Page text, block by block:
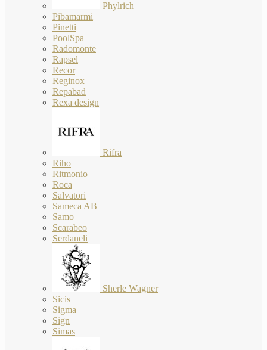
Phylrich
Pibamarmi
Pinetti
PoolSpa
Radomonte
Rapsel
Recor
Reginox
Repabad
Rexa design
Rifra
Riho
Ritmonio
Roca
Salvatori
Sameca AB
Samo
Scarabeo
Serdaneli
Sherle Wagner
Sicis
Sigma
Sign
Simas